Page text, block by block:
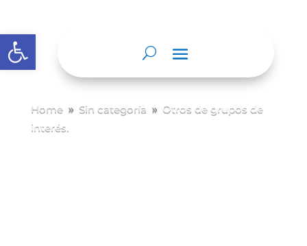
Abrir barra de herramientas
Home 9 Sin categoría 9 Otros de grupos de
interés.